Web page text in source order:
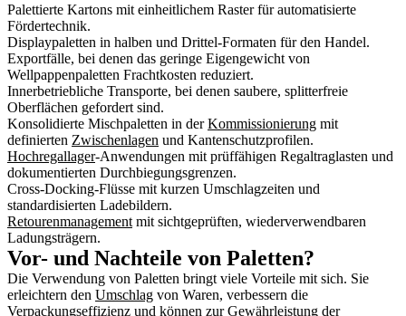
Palettierte Kartons mit einheitlichem Raster für automatisierte
Fördertechnik.
Displaypaletten in halben und Drittel-Formaten für den Handel.
Exportfälle, bei denen das geringe Eigengewicht von
Wellpappenpaletten Frachtkosten reduziert.
Innerbetriebliche Transporte, bei denen saubere, splitterfreie
Oberflächen gefordert sind.
Konsolidierte Mischpaletten in derKommissionierung mit
definierten Zwischenlagen und Kantenschutzprofilen.
Hochregallager-Anwendungen mit prüffähigen Regaltraglasten und
dokumentierten Durchbiegungsgrenzen.
Cross-Docking-Flüsse mit kurzen Umschlagzeiten und
standardisierten Ladebildern.
Retourenmanagement mit sichtgeprüften, wiederverwendbaren
Ladungsträgern.
Vor- und Nachteile von Paletten?
Die Verwendung von Paletten bringt viele Vorteile mit sich. Sie
erleichtern den Umschlag von Waren, verbessern die
Verpackungseffizienz und können zur Gewährleistung der